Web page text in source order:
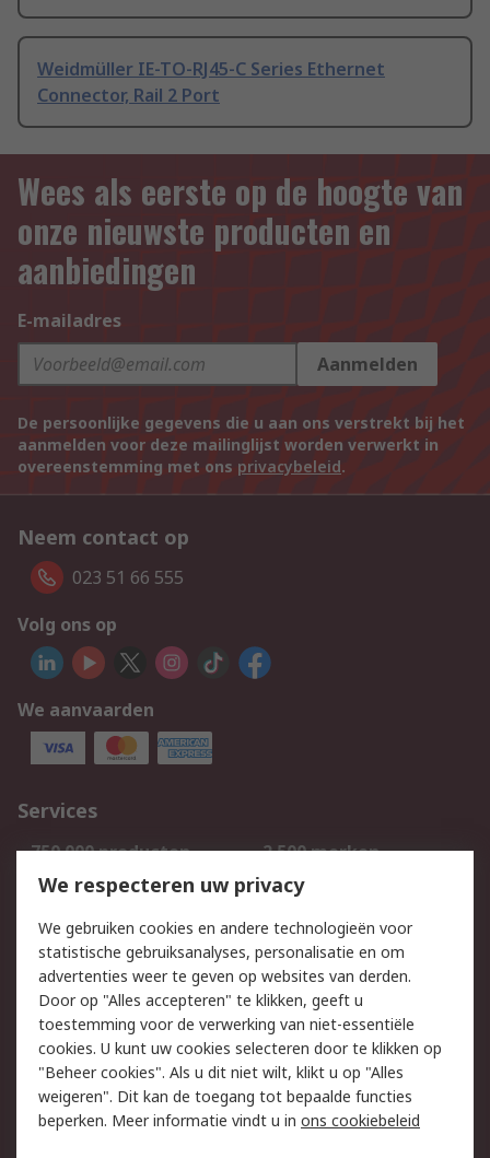
Weidmüller IE-TO-RJ45-C Series Ethernet
Connector, Rail 2 Port
Wees als eerste op de hoogte van
onze nieuwste producten en
aanbiedingen
E-mailadres
Aanmelden
De persoonlijke gegevens die u aan ons verstrekt bij het
aanmelden voor deze mailinglijst worden verwerkt in
overeenstemming met ons privacybeleid.
Neem contact op
023 51 66 555
Volg ons op
We aanvaarden
Services
750.000 producten
2.500 merken
Bestellen
Inkoopoplossingen
Track & Trace
Wettelijk
Cookiebeleid
Email veiligheid
Privacybeleid
Websitevoorwaarden
Algemene
verkoopvoorwaarden
We respecteren uw privacy
We gebruiken cookies en andere technologieën voor
statistische gebruiksanalyses, personalisatie en om
advertenties weer te geven op websites van derden.
Door op "Alles accepteren" te klikken, geeft u
toestemming voor de verwerking van niet-essentiële
cookies. U kunt uw cookies selecteren door te klikken op
"Beheer cookies". Als u dit niet wilt, klikt u op "Alles
weigeren". Dit kan de toegang tot bepaalde functies
beperken. Meer informatie vindt u in ons cookiebeleid